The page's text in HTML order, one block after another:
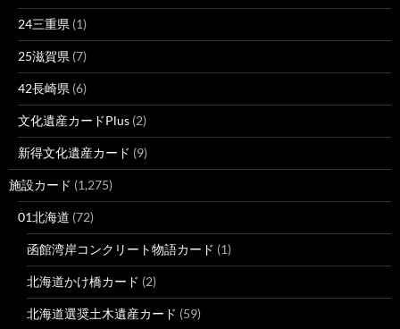
24三重県 (1)
25滋賀県 (7)
42長崎県 (6)
文化遺産カードPlus (2)
新得文化遺産カード (9)
施設カード (1,275)
01北海道 (72)
函館湾岸コンクリート物語カード (1)
北海道かけ橋カード (2)
北海道選奨土木遺産カード (59)